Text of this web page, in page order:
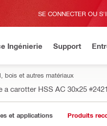
SE CONNECTER OU
Ingénierie Support
bois et autres matériaux
a carotter HSS AC 30x25
et applications Produits